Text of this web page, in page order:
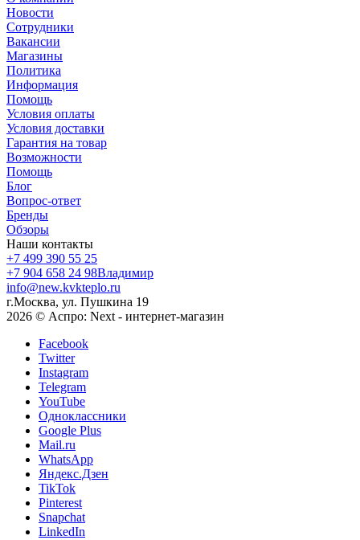
Новости
Сотрудники
Вакансии
Магазины
Политика
Информация
Помощь
Условия оплаты
Условия доставки
Гарантия на товар
Возможности
Помощь
Блог
Вопрос-ответ
Бренды
Обзоры
Наши контакты
+7 499 390 55 25
+7 904 658 24 98Владимир
info@new.kvkteplo.ru
г.Москва, ул. Пушкина 19
2026 © Аспро: Next - интернет-магазин
Facebook
Twitter
Instagram
Telegram
YouTube
Одноклассники
Google Plus
Mail.ru
WhatsApp
Яндекс.Дзен
TikTok
Pinterest
Snapchat
LinkedIn